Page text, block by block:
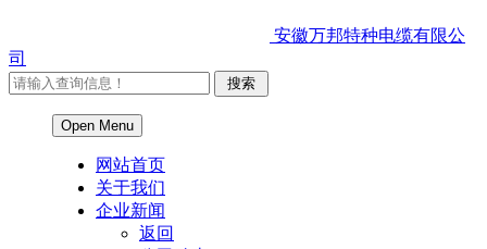
安徽万邦特种电缆有限公
司
Open Menu
网站首页
关于我们
企业新闻
返回